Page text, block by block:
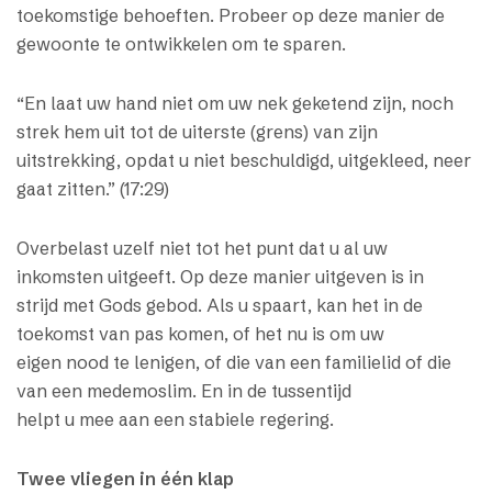
toekomstige behoeften. Probeer op deze manier de
gewoonte te ontwikkelen om te sparen.
“En laat uw hand niet om uw nek geketend zijn, noch
strek hem uit tot de uiterste (grens) van zijn
uitstrekking, opdat u niet beschuldigd, uitgekleed, neer
gaat zitten.” (17:29)
Overbelast uzelf niet tot het punt dat u al uw
inkomsten uitgeeft. Op deze manier uitgeven is in
strijd met Gods gebod. Als u spaart, kan het in de
toekomst van pas komen, of het nu is om uw
eigen nood te lenigen, of die van een familielid of die
van een medemoslim. En in de tussentijd
helpt u mee aan een stabiele regering.
Twee vliegen in één klap